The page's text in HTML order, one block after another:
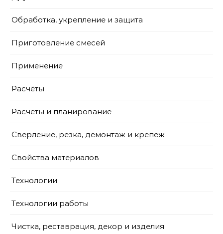
Обработка, укрепление и защита
Приготовление смесей
Применение
Расчёты
Расчеты и планирование
Сверление, резка, демонтаж и крепеж
Свойства материалов
Технологии
Технологии работы
Чистка, реставрация, декор и изделия